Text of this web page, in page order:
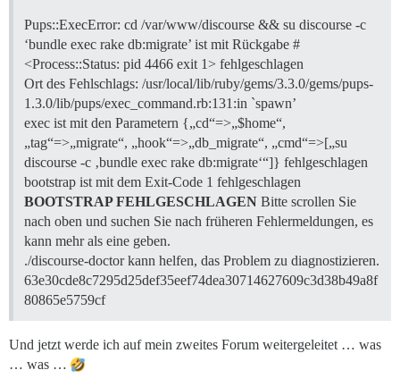
Pups::ExecError: cd /var/www/discourse && su discourse -c
‘bundle exec rake db:migrate’ ist mit Rückgabe #
<Process::Status: pid 4466 exit 1> fehlgeschlagen
Ort des Fehlschlags: /usr/local/lib/ruby/gems/3.3.0/gems/pups-
1.3.0/lib/pups/exec_command.rb:131:in `spawn’
exec ist mit den Parametern {„cd“=>„$home“,
„tag“=>„migrate“, „hook“=>„db_migrate“, „cmd“=>[„su
discourse -c ‚bundle exec rake db:migrate‘“]} fehlgeschlagen
bootstrap ist mit dem Exit-Code 1 fehlgeschlagen
BOOTSTRAP FEHLGESCHLAGEN Bitte scrollen Sie
nach oben und suchen Sie nach früheren Fehlermeldungen, es
kann mehr als eine geben.
./discourse-doctor kann helfen, das Problem zu diagnostizieren.
63e30cde8c7295d25def35eef74dea30714627609c3d38b49a8f
80865e5759cf
Und jetzt werde ich auf mein zweites Forum weitergeleitet … was
… was …